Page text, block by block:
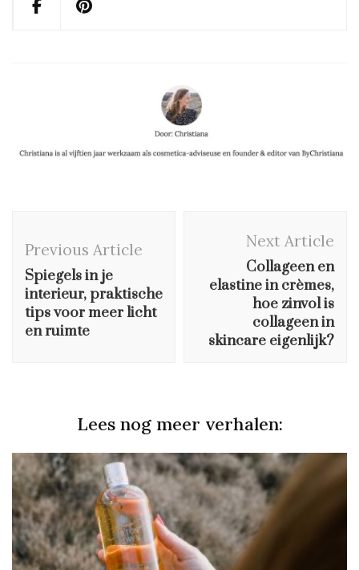
Navigation
Previous Article
Spiegels in je
interieur, praktische
tips voor meer licht
en ruimte
Next Article
Collageen en
elastine in crèmes,
hoe zinvol is
collageen in
skincare eigenlijk?
Lees nog meer verhalen: